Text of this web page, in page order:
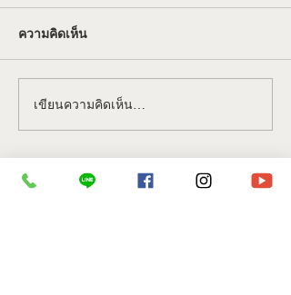
"เอ็งกอ" 108 วีระบุรุษแห่ง
เขาเหลียงซาน
ความคิดเห็น
เขียนความคิดเห็น…